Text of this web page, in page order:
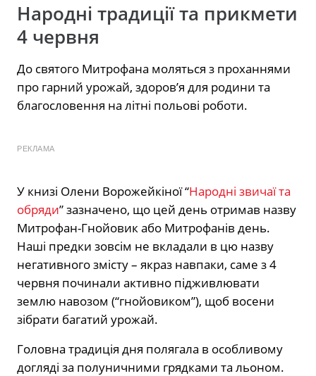
Народні традиції та прикмети
4 червня
До святого Митрофана моляться з проханнями
про гарний урожай, здоров’я для родини та
благословення на літні польові роботи.
РЕКЛАМА
У книзі Олени Ворожейкіної “Народні звичаї та
обряди” зазначено, що цей день отримав назву
Митрофан-Гнойовик або Митрофанів день.
Наші предки зовсім не вкладали в цю назву
негативного змісту – якраз навпаки, саме з 4
червня починали активно підживлювати
землю навозом (“гнойовиком”), щоб восени
зібрати багатий урожай.
Головна традиція дня полягала в особливому
догляді за полуничними грядками та льоном.